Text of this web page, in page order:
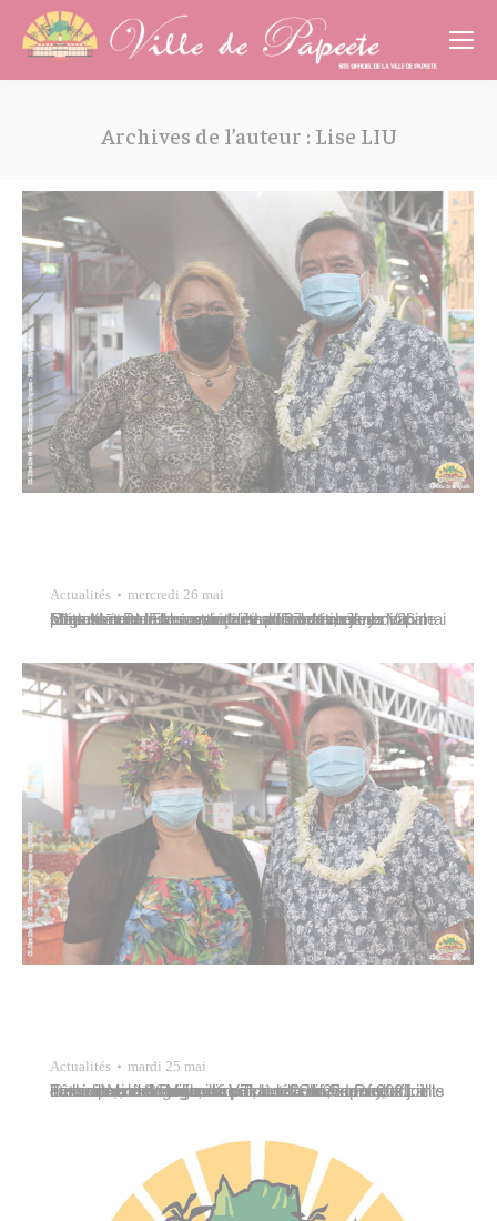
Archives de l’auteur : Lise LIU
Actualités mercredi 26 mai
Elles sont neuf commerçantes du marché municipal Mapuru a Paraita à concourir pour le titre de la Vahine nō te Mātete. Elles ont été évaluées le mercredi 26 mai sur la tenue de leur stand. Jeudi 27 mai, elles présenteront leur savoir-faire artisanal au jury. Organisée dans le cadre de La fête des mères au…
Actualités mardi 25 mai
Tavana Michel Buillard a procédé à l’ouverture officielle de l’événement organisé par la ville de Papeete « La Fête des mères au marché”, le mardi 25 mai 2021. Il était entouré de Marcelino Teata et Jules Ienfa, adjoints au maire, de Georges Kouakou et Steven Rey, conseillers délégués, de Vincent Coué, conseiller municipal, et de Vaihere…
Cookies management panel